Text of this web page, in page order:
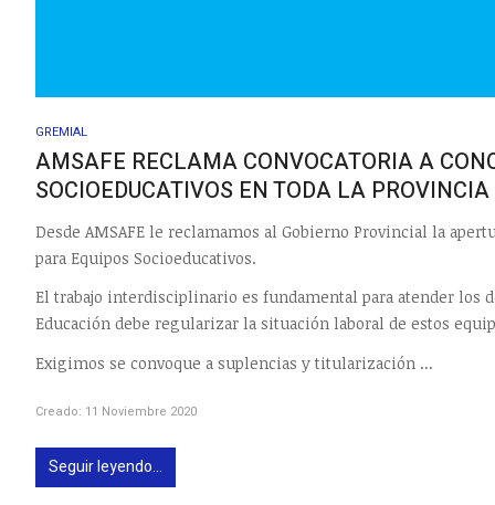
GREMIAL
AMSAFE RECLAMA CONVOCATORIA A
SOCIOEDUCATIVOS EN TODA LA PROVINCIA
Desde AMSAFE le reclamamos al Gobierno Provincial la
para Equipos Socioeducativos.
El trabajo interdisciplinario es fundamental para atender
Educación debe regularizar la situación laboral de estos
Exigimos se convoque a suplencias y titularización ...
Creado: 11 Noviembre 2020
Seguir leyendo...